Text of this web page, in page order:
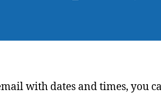
with dates and times, you